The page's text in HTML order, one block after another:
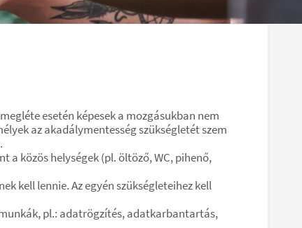
esetén képesek a mozgásukban nem
az akadálymentesség szükségletét szem
a közös helységek (pl. öltöző, WC, pihenő,
kell lennie. Az egyén szükségleteihez kell
pl.: adatrögzítés, adatkarbantartás,